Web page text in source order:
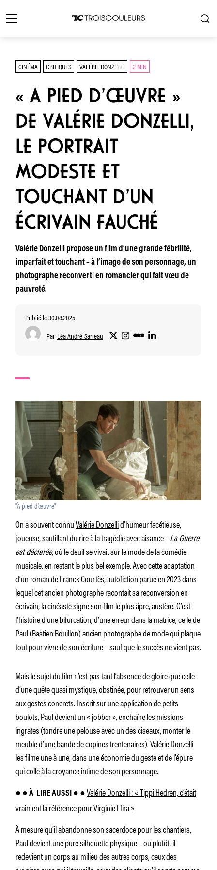
CINÉMA CRITIQUES VALÉRIE DONZELLI 2 MIN
« A PIED D’ŒUVRE »
DE VALÉRIE DONZELLI,
LE PORTRAIT
MODESTE ET
TOUCHANT D’UN
ÉCRIVAIN FAUCHÉ
Valérie Donzelli propose un film d’une grande fébrilité,
imparfait et touchant – à l’image de son personnage, un
photographe reconverti en romancier qui fait vœu de
pauvreté.
Publié le 30.08.2025
Par Léa André-Sarreau
"À pied d’œuvre"
On a souvent connuValérie Donzellid’humeur facétieuse,
joueuse, sautillant du rire à la tragédie avec aisance –La Guerre
est déclarée, où le deuil se vivait sur le mode de la comédie
musicale, en restant le plus bel exemple. Avec cette adaptation
d’un roman de Franck Courtès, autofiction parue en 2023 dans
lequel cet ancien photographe racontait sa reconversion en
écrivain, la cinéaste signe son film le plus âpre, austère. C’est
l’histoire d’une bifurcation, d’une erreur dans la matrice, celle de
Paul (Bastien Bouillon) ancien photographe de mode qui plaque
tout pour vivre de son écriture – sauf que le succès ne vient pas.
Mais le sujet du film n’est pas tant l’absence de gloire que celle
d’une quête quasi mystique, obstinée, pour retrouver un sens
aux gestes concrets. Inscrit sur une application de petits
boulots, Paul devient un « jobber », enchaîne les missions
ingrates (tondre une pelouse avec un des ciseaux, monter le
meuble d’une bande de copines trentenaires). Valérie Donzelli
les filme une à une, dans une économie du geste et de l’épure
qui colle à la croyance intime de son personnage.
● ● À LIRE AUSSI ● ● Valérie Donzelli : « Tippi Hedren, c’était
vraiment la référence pour Virginie Efira »
À mesure qu’il abandonne son sacerdoce pour les chantiers,
Paul devient une pure silhouette physique – ou plutôt, il
redevient un corps au milieu des autres corps, ceux des